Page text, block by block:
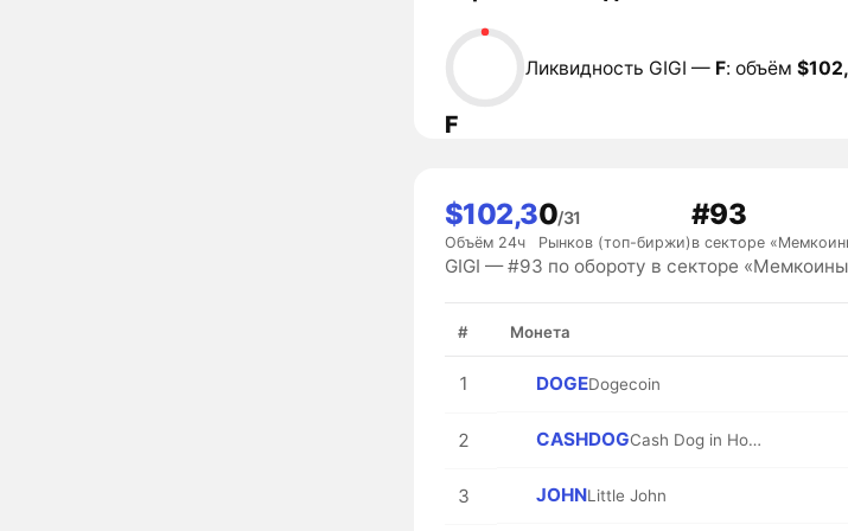
F
Ликвидность GIGI — F: объём
$102,3
Объём 24ч
0/31
Рынков (топ-биржи)
#93
в секторе
GIGI — #93 по обороту в секторе
# Монета
1 DOGEDogecoin
2 CASHDOG Cash Dog in Hood
3 JOHNLittle John